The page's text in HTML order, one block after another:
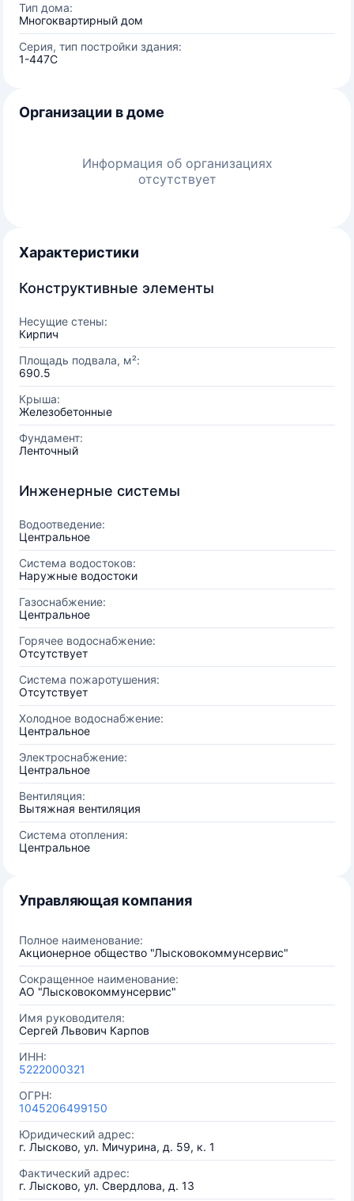
Тип дома:
Многоквартирный дом
Серия, тип постройки здания:
1-447С
Организации в доме
Информация об организациях
отсутствует
Характеристики
Конструктивные элементы
Несущие стены:
Кирпич
Площадь подвала, м²:
690.5
Крыша:
Железобетонные
Фундамент:
Ленточный
Инженерные системы
Водоотведение:
Центральное
Система водостоков:
Наружные водостоки
Газоснабжение:
Центральное
Горячее водоснабжение:
Отсутствует
Система пожаротушения:
Отсутствует
Холодное водоснабжение:
Центральное
Электроснабжение:
Центральное
Вентиляция:
Вытяжная вентиляция
Система отопления:
Центральное
Управляющая компания
Полное наименование:
Акционерное общество "Лысковокоммунсервис"
Сокращенное наименование:
АО "Лысковокоммунсервис"
Имя руководителя:
Сергей Львович Карпов
ИНН:
5222000321
ОГРН:
1045206499150
Юридический адрес:
г. Лысково, ул. Мичурина, д. 59, к. 1
Фактический адрес:
г. Лысково, ул. Свердлова, д. 13